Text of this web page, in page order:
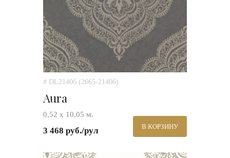
# DL21406 (2665-21406)
Aura
0,52 х 10,05 м.
3 468 руб./рул В КОРЗИНУ